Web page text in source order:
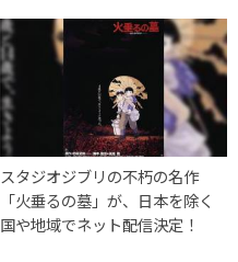
スタジオジブリの不朽の名作
「火垂るの墓」が、日本を除く
国や地域でネット配信決定！